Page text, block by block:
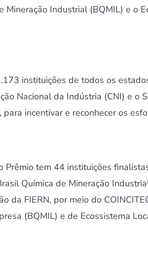
Mineração Industrial (BQMIL) e o
instituições de todos os
Nacional da Indústria (CNI) e o
para incentivar e reconhecer os
Prêmio tem 44 instituições
Química de Mineração
da FIERN, por meio do
(BQMIL) e de Ecossistema